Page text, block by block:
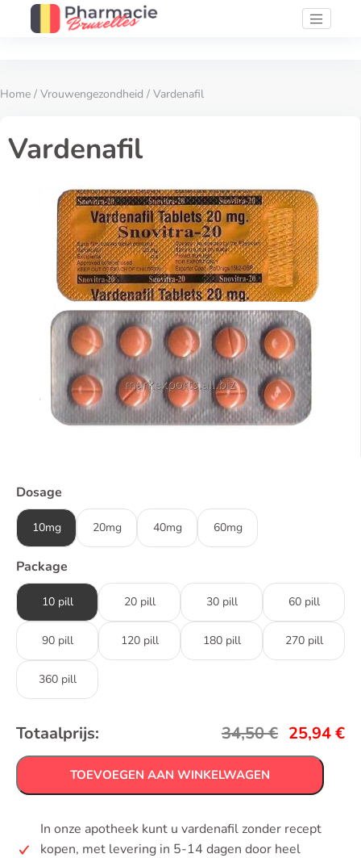
Home / Vrouwengezondheid / Vardenafil
Vardenafil
Dosage
10mg 20mg 40mg 60mg
Package
10 pill 20 pill 30 pill 60 pill
90 pill 120 pill 180 pill 270 pill
360 pill
Totaalprijs: 34,50€ 25,94€
TOEVOEGEN AAN WINKELWAGEN
In onze apotheek kunt u vardenafil zonder recept
kopen, met levering in 5-14 dagen door heel